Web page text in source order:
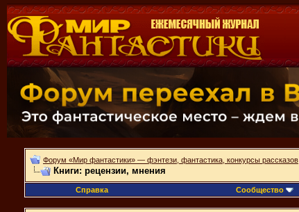
Форум «Мир фантастики» — фэнтези, фантастика, конкурсы рассказов
Книги: рецензии, мнения
Справка
Сообщество